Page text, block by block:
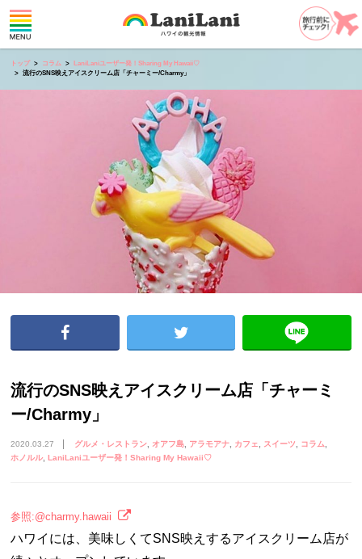
トップ コラム
LaniLaniユーザー発！Sharing My Hawaii♡
流行のSNS映えアイスクリーム店「チャーミー/Charmy」
流行のSNS映えアイスクリーム店「チャーミ
ー/Charmy」
2020.03.27 グルメ・レストラン オアフ島 アラモアナ カフェ スイーツ
コラム
ホノルル
LaniLaniユーザー発！Sharing My Hawaii♡
参照:@charmy.hawaii
ハワイには、美味しくてSNS映えするアイスクリーム店が